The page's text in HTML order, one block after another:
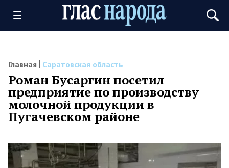
Главная Саратовская область
Роман Бусаргин посетил
предприятие по производству
молочной продукции в
Пугачевском районе